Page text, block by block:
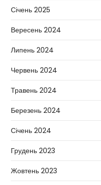
Січень 2025
Вересень 2024
Липень 2024
Червень 2024
Травень 2024
Березень 2024
Січень 2024
Грудень 2023
Жовтень 2023